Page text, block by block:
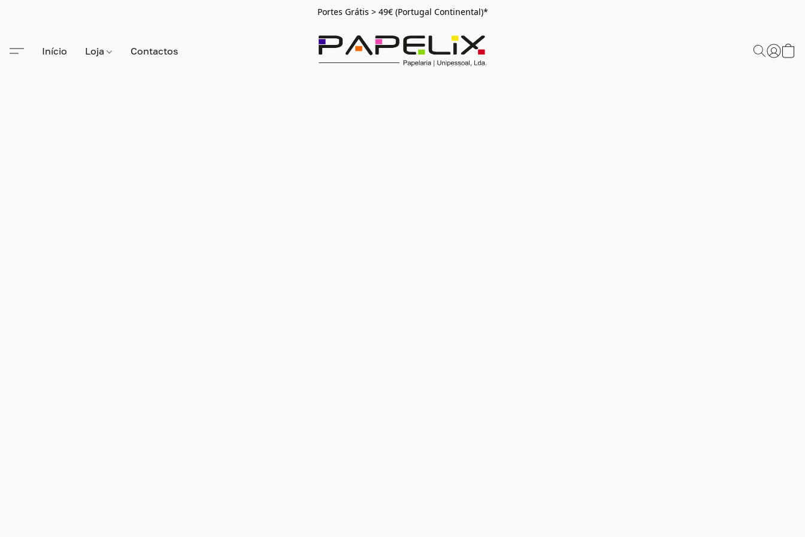
Portes Grátis > 49€ (Portugal Continental)*
Início Loja Contactos